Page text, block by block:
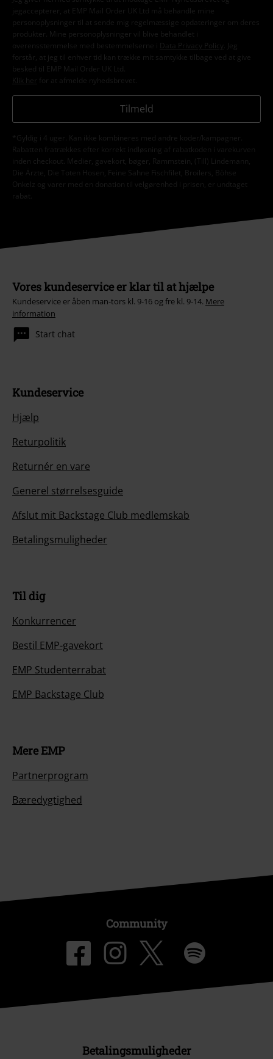
jegaccepterer, at EMP Mail Order UK Ltd må behandle mine
personoplysninger til at sende mig regelmæssige opdateringer om deres
produkter. Mine personoplysninger vil blive behandlet i
overensstemmelse med bestemmelserne i
Data Privacy Policy
. Jeg
forstår, at jeg til enhver tid kan trække mit samtykke tilbage ved at give
besked til EMP Mail Order UK Ltd.
Klik her
for at afmelde nyhedsbrevet.
Tilmeld
*Gyldig i 4 uger. Kan ikke kombineres med andre koder/kampagner.
Rabatten fratrækkes efter korrekt indløsning af rabatkoden i varekurven
inden checkout. Medier, gavekort, bøger, Rammstein, (Till) Lindemann,
Die Ärzte, Die Toten Hosen, Feine Sahne Fischfilet, Broilers, Böhse
Onkelz og varer med en donation til velgørenhed i prisen, er undtaget
rabat.
Vores kundeservice er klar til at hjælpe
Kundeservice er åben man-tors kl. 9-16 og fre kl. 9-14. Mere
information
Start chat
Kundeservice
Hjælp
Returpolitik
Returnér en vare
Generel størrelsesguide
Afslut mit Backstage Club medlemskab
Betalingsmuligheder
Til dig
Konkurrencer
Bestil EMP-gavekort
EMP Studenterrabat
EMP Backstage Club
Mere EMP
Partnerprogram
Bæredygtighed
Community
Betalingsmuligheder